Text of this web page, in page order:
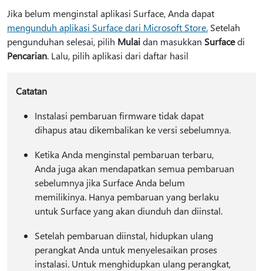
Jika belum menginstal aplikasi Surface, Anda dapat
mengunduh aplikasi Surface dari Microsoft Store. Setelah
pengunduhan selesai, pilih Mulaidan masukkan Surfacedi
Pencarian. Lalu, pilih aplikasi dari daftar hasil
Catatan
Instalasi pembaruan firmware tidak dapat
dihapus atau dikembalikan ke versi sebelumnya.
Ketika Anda menginstal pembaruan terbaru,
Anda juga akan mendapatkan semua pembaruan
sebelumnya jika Surface Anda belum
memilikinya. Hanya pembaruan yang berlaku
untuk Surface yang akan diunduh dan diinstal.
Setelah pembaruan diinstal, hidupkan ulang
perangkat Anda untuk menyelesaikan proses
instalasi. Untuk menghidupkan ulang perangkat,